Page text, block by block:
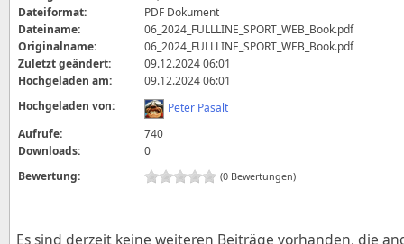
Dateiformat:
PDF Dokument
Dateiname:
06_2024_FULLLINE_SPORT_WEB_Book.pdf
Originalname:
06_2024_FULLLINE_SPORT_WEB_Book.pdf
Zuletzt geändert:
09.12.2024 06:01
Hochgeladen am:
09.12.2024 06:01
Hochgeladen von:
Peter Pasalt
Aufrufe:
740
Downloads:
0
Bewertung:
(0 Bewertungen)
Es sind derzeit keine weiteren Beiträge vorhanden, die